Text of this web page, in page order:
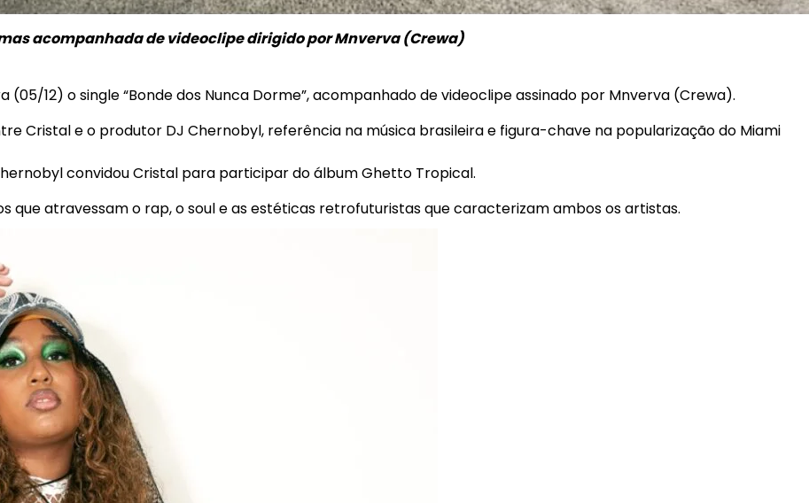
acompanhada de videoclipe dirigido por Mnverva (Crewa)
12) o single “Bonde dos Nunca Dorme”, acompanhado de videoclipe assinado por Mnverva (Crewa).
Cristal e o produtor DJ Chernobyl, referência na música brasileira e figura-chave na popularização do Miami
convidou Cristal para participar do álbum Ghetto Tropical.
que atravessam o rap, o soul e as estéticas retrofuturistas que caracterizam ambos os artistas.